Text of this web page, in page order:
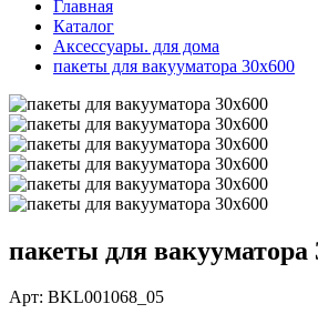
Главная
Каталог
Аксессуары. для дома
пакеты для вакууматора 30х600
пакеты для вакууматора
Арт: BKL001068_05